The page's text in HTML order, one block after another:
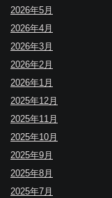
2026年5月
2026年4月
2026年3月
2026年2月
2026年1月
2025年12月
2025年11月
2025年10月
2025年9月
2025年8月
2025年7月